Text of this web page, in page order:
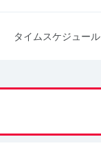
タイム スケジュール